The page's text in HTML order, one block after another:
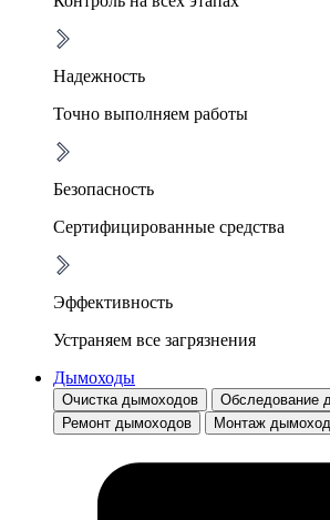
Надежность
Точно выполняем работы
Безопасность
Сертифицированные средства
Эффективность
Устраняем все загрязнения
Дымоходы
Очистка дымоходов
Обследование
Ремонт дымоходов
Монтаж